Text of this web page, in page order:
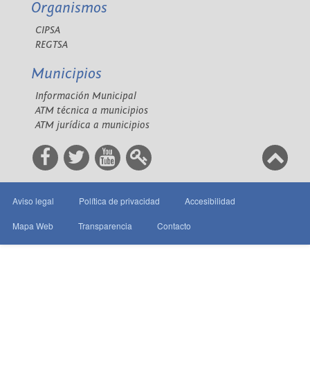
Organismos
CIPSA
REGTSA
Municipios
Información Municipal
ATM técnica a municipios
ATM jurídica a municipios
Aviso legal Política de privacidad Accesibilidad
Mapa Web Transparencia Contacto